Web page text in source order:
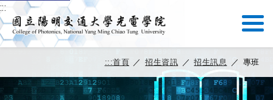
:::
:::首頁 ／ 招生資訊 ／ 招生訊息 ／ 專班